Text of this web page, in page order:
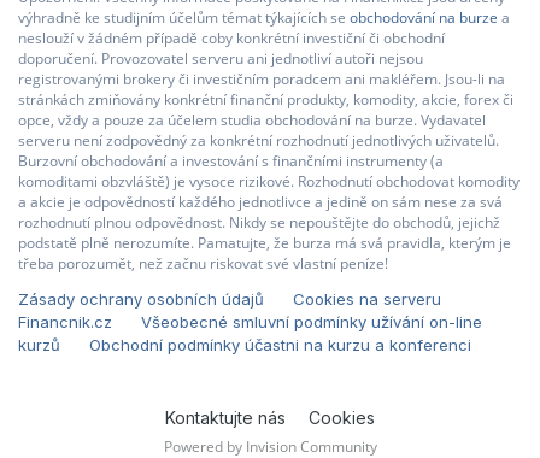
výhradně ke studijním účelům témat týkajících se obchodování na burze a
neslouží v žádném případě coby konkrétní investiční či obchodní
doporučení. Provozovatel serveru ani jednotliví autoři nejsou
registrovanými brokery či investičním poradcem ani makléřem. Jsou-li na
stránkách zmiňovány konkrétní finanční produkty, komodity, akcie, forex či
opce, vždy a pouze za účelem studia obchodování na burze. Vydavatel
serveru není zodpovědný za konkrétní rozhodnutí jednotlivých uživatelů.
Burzovní obchodování a investování s finančními instrumenty (a
komoditami obzvláště) je vysoce rizikové. Rozhodnutí obchodovat komodity
a akcie je odpovědností každého jednotlivce a jedině on sám nese za svá
rozhodnutí plnou odpovědnost. Nikdy se nepouštějte do obchodů, jejichž
podstatě plně nerozumíte. Pamatujte, že burza má svá pravidla, kterým je
třeba porozumět, než začnu riskovat své vlastní peníze!
Zásady ochrany osobních údajů
Cookies na serveru
Financnik.cz
Všeobecné smluvní podmínky užívání on-line
kurzů
Obchodní podmínky účastni na kurzu a konferenci
Kontaktujte nás
Cookies
Powered by Invision Community